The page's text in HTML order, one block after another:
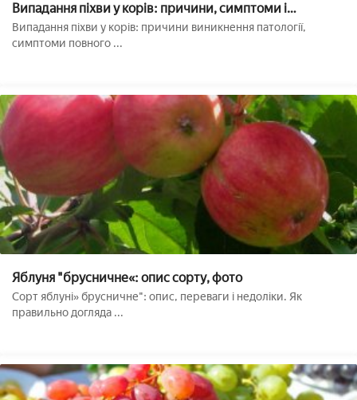
Випадання піхви у корів: причини, симптоми і
лікування, профілактика
Випадання піхви у корів: причини виникнення патології,
симптоми повного ...
Яблуня "брусничне«: опис сорту, фото
Сорт яблуні» брусничне": опис, переваги і недоліки. Як
правильно догляда ...